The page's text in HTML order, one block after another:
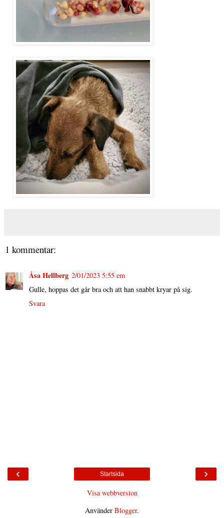
1 kommentar:
Åsa Hellberg 2/01/2023 5:55 em
Gulle, hoppas det går bra och att han snabbt kryar på sig.
Svara
‹ ›
Startsida
Visa webbversion
Använder Blogger.